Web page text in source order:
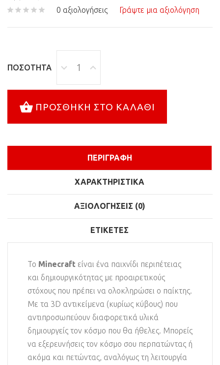
0 αξιολογήσεις Γράψτε μια αξιολόγηση
ΠΟΣΌΤΗΤΑ
ΠΡΟΣΘΉΚΗ ΣΤΟ ΚΑΛΆΘΙ
ΠΕΡΙΓΡΑΦΉ
ΧΑΡΑΚΤΗΡΙΣΤΙΚΆ
ΑΞΙΟΛΟΓΉΣΕΙΣ (0)
ΕΤΙΚΈΤΕΣ
Το Minecraft είναι ένα παιχνίδι περιπέτειας
και δημιουργικότητας με προαιρετικούς
στόχους που πρέπει να ολοκληρώσει ο παίκτης.
Με τα 3D αντικείμενα (κυρίως κύβους) που
αντιπροσωπεύουν διαφορετικά υλικά
δημιουργείς τον κόσμο που θα ήθελες. Μπορείς
να εξερευνήσεις τον κόσμο σου περπατώντας ή
ακόμα και πετώντας, αναλόγως τη λειτουργία